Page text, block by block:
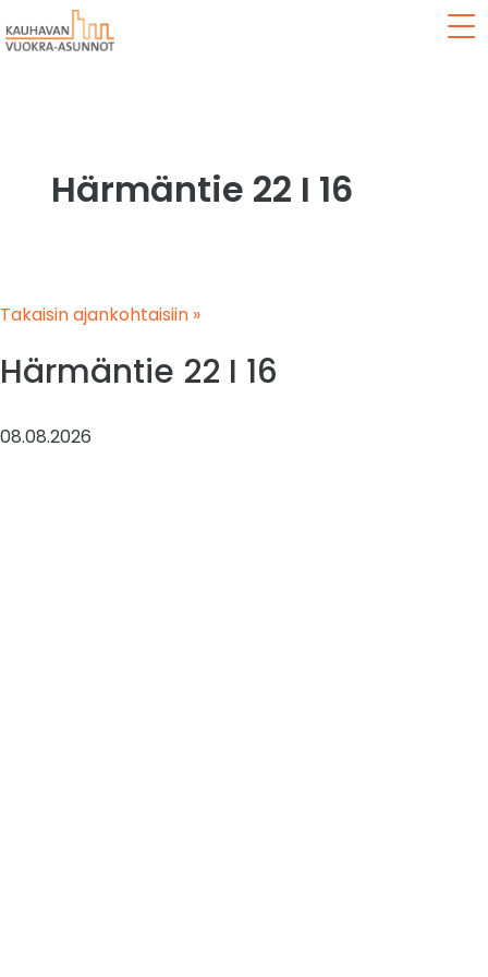
Härmäntie 22 I 16
Takaisin ajankohtaisiin »
Härmäntie 22 I 16
08.08.2026